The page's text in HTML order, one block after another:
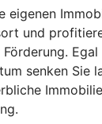
eigenen
und
senken Sie